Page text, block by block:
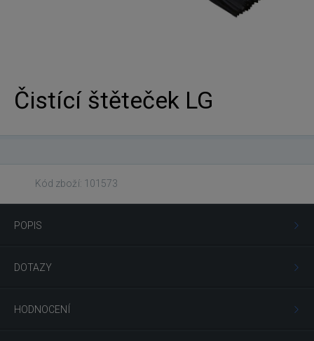
Čistící štěteček LG
Kód zboží: 101573
POPIS
DOTAZY
HODNOCENÍ